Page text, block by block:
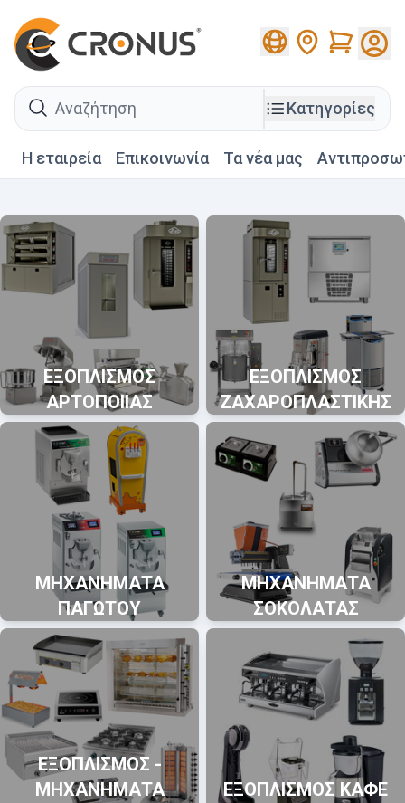
Cart
search
Κατηγορίες
Η εταιρεία Επικοινωνία Τα νέα μας
ΕΞΟΠΛΙΣΜΟΣ
ΑΡΤΟΠΟΙΙΑΣ
ΕΞΟΠΛΙΣΜΟΣ
ΖΑΧΑΡΟΠΛΑΣΤΙΚΗΣ
ΜΗΧΑΝΗΜΑΤΑ
ΠΑΓΩΤΟΥ
ΜΗΧΑΝΗΜΑΤΑ
ΣΟΚΟΛΑΤΑΣ
ΕΞΟΠΛΙΣΜΟΣ -
ΜΗΧΑΝΗΜΑΤΑ
ΕΞΟΠΛΙΣΜΟΣ ΚΑΦΕ